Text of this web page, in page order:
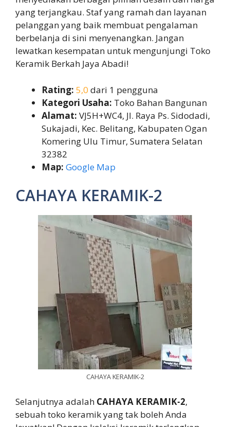
yang terjangkau. Staf yang ramah dan layanan
pelanggan yang baik membuat pengalaman
berbelanja di sini menyenangkan. Jangan
lewatkan kesempatan untuk mengunjungi Toko
Keramik Berkah Jaya Abadi!
Rating: 5,0 dari 1 pengguna
Kategori Usaha: Toko Bahan Bangunan
Alamat: VJ5H+WC4, Jl. Raya Ps. Sidodadi,
Sukajadi, Kec. Belitang, Kabupaten Ogan
Komering Ulu Timur, Sumatera Selatan
32382
Map: Google Map
CAHAYA KERAMIK-2
CAHAYA KERAMIK-2
Selanjutnya adalah CAHAYA KERAMIK-2,
sebuah toko keramik yang tak boleh Anda